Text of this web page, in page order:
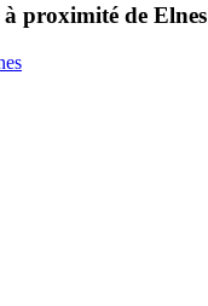
proximité de Elnes